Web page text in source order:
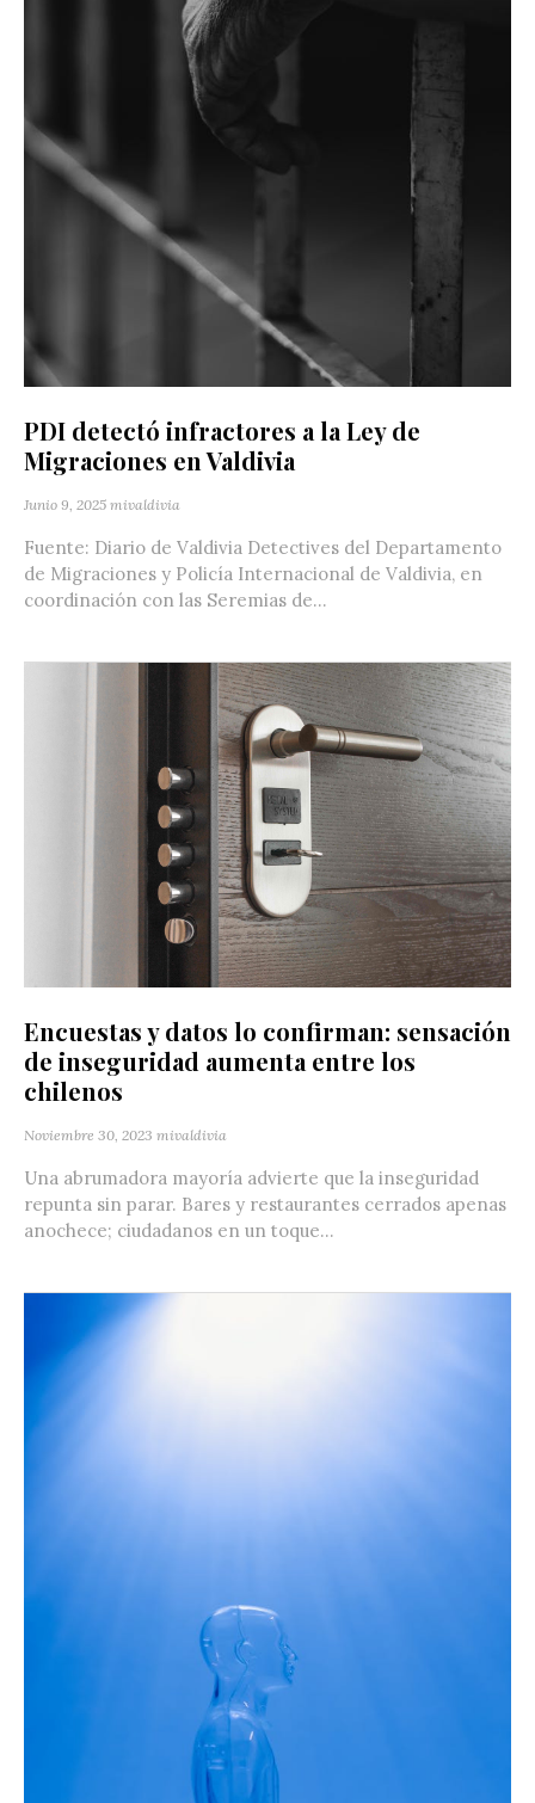
PDI detectó infractores a la Ley de
Migraciones en Valdivia
Junio 9, 2025 mivaldivia
Fuente: Diario de Valdivia Detectives del Departamento
de Migraciones y Policía Internacional de Valdivia, en
coordinación con las Seremias de...
Encuestas y datos lo confirman: sensación
de inseguridad aumenta entre los
chilenos
Noviembre 30, 2023 mivaldivia
Una abrumadora mayoría advierte que la inseguridad
repunta sin parar. Bares y restaurantes cerrados apenas
anochece; ciudadanos en un toque...